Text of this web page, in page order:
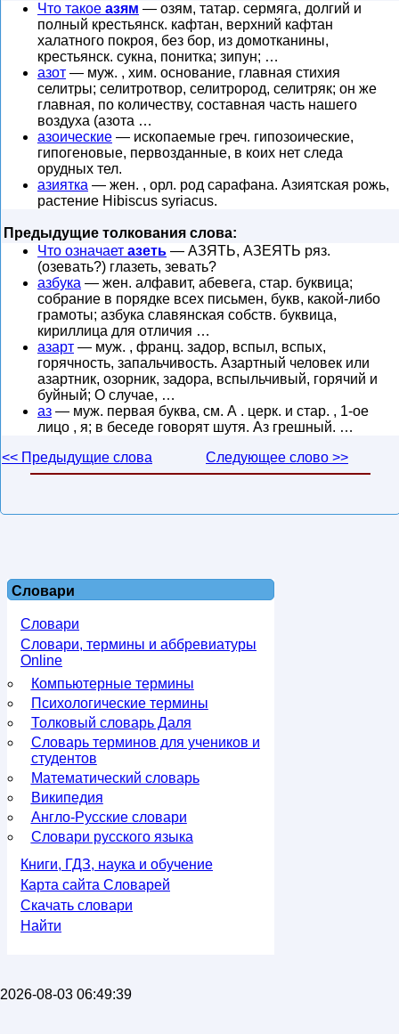
Что такое азям — озям, татар. сермяга, долгий и
полный крестьянск. кафтан, верхний кафтан
халатного покроя, без бор, из домотканины,
крестьянск. сукна, понитка; зипун; …
азот — муж. , хим. основание, главная стихия
селитры; селитротвор, селитрород, селитряк; он же
главная, по количеству, составная часть нашего
воздуха (азота …
азоические — ископаемые греч. гипозоические,
гипогеновые, первозданные, в коих нет следа
орудных тел.
азиятка — жен. , орл. род сарафана. Азиятская рожь,
растение Hibiscus syriacus.
Предыдущие толкования слова:
Что означает азеть — АЗЯТЬ, АЗЕЯТЬ ряз.
(озевать?) глазеть, зевать?
азбука — жен. алфавит, абевега, стар. буквица;
собрание в порядке всех письмен, букв, какой-либо
грамоты; азбука славянская собств. буквица,
кириллица для отличия …
азарт — муж. , франц. задор, вспыл, вспых,
горячность, запальчивость. Азартный человек или
азартник, озорник, задора, вспыльчивый, горячий и
буйный; О случае, …
аз — муж. первая буква, см. А . церк. и стар. , 1-ое
лицо , я; в беседе говорят шутя. Аз грешный. …
<< Предыдущие слова
Следующее слово >>
Словари
Словари
Словари, термины и аббревиатуры
Online
Компьютерные термины
Психологические термины
Толковый словарь Даля
Словарь терминов для учеников и
студентов
Математический словарь
Википедия
Англо-Русские словари
Словари русского языка
Книги, ГДЗ, наука и обучение
Карта сайта Словарей
Скачать словари
Найти
2026-08-03 06:49:39